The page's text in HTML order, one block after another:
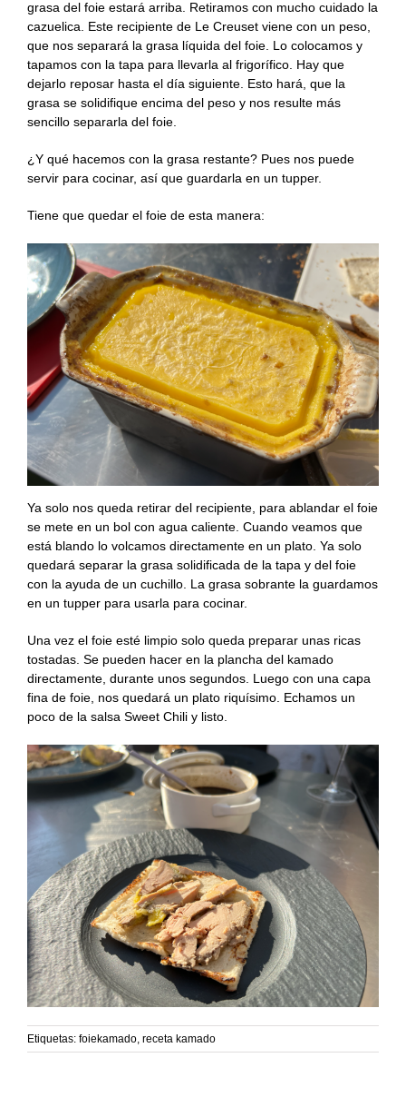
grasa del foie estará arriba. Retiramos con mucho cuidado la
cazuelica. Este recipiente de Le Creuset viene con un peso,
que nos separará la grasa líquida del foie. Lo colocamos y
tapamos con la tapa para llevarla al frigorífico. Hay que
dejarlo reposar hasta el día siguiente. Esto hará, que la
grasa se solidifique encima del peso y nos resulte más
sencillo separarla del foie.
¿Y qué hacemos con la grasa restante? Pues nos puede
servir para cocinar, así que guardarla en un tupper.
Tiene que quedar el foie de esta manera:
Ya solo nos queda retirar del recipiente, para ablandar el foie
se mete en un bol con agua caliente. Cuando veamos que
está blando lo volcamos directamente en un plato. Ya solo
quedará separar la grasa solidificada de la tapa y del foie
con la ayuda de un cuchillo. La grasa sobrante la guardamos
en un tupper para usarla para cocinar.
Una vez el foie esté limpio solo queda preparar unas ricas
tostadas. Se pueden hacer en la plancha del kamado
directamente, durante unos segundos. Luego con una capa
fina de foie, nos quedará un plato riquísimo. Echamos un
poco de la salsa Sweet Chili y listo.
Etiquetas: foiekamado receta kamado